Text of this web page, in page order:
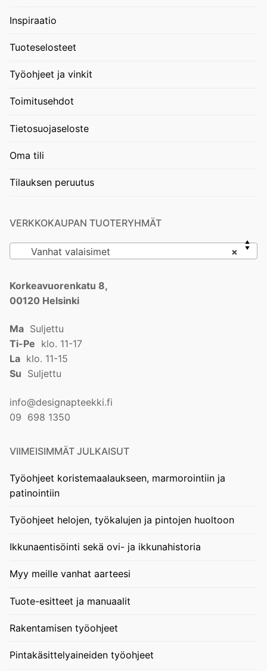
Inspiraatio
Tuoteselosteet
Työohjeet ja vinkit
Toimitusehdot
Tietosuojaseloste
Oma tili
Tilauksen peruutus
VERKKOKAUPAN TUOTERYHMÄT
×
Vanhat valaisimet
Korkeavuorenkatu 8,
00120 Helsinki
Ma Suljettu
Ti-Pe klo. 11-17
La klo. 11-15
Su Suljettu
info@designapteekki.fi
09 698 1350
VIIMEISIMMÄT JULKAISUT
Työohjeet koristemaalaukseen, marmorointiin ja
patinointiin
Työohjeet helojen, työkalujen ja pintojen huoltoon
Ikkunaentisöinti sekä ovi- ja ikkunahistoria
Myy meille vanhat aarteesi
Tuote-esitteet ja manuaalit
Rakentamisen työohjeet
Pintakäsittelyaineiden työohjeet